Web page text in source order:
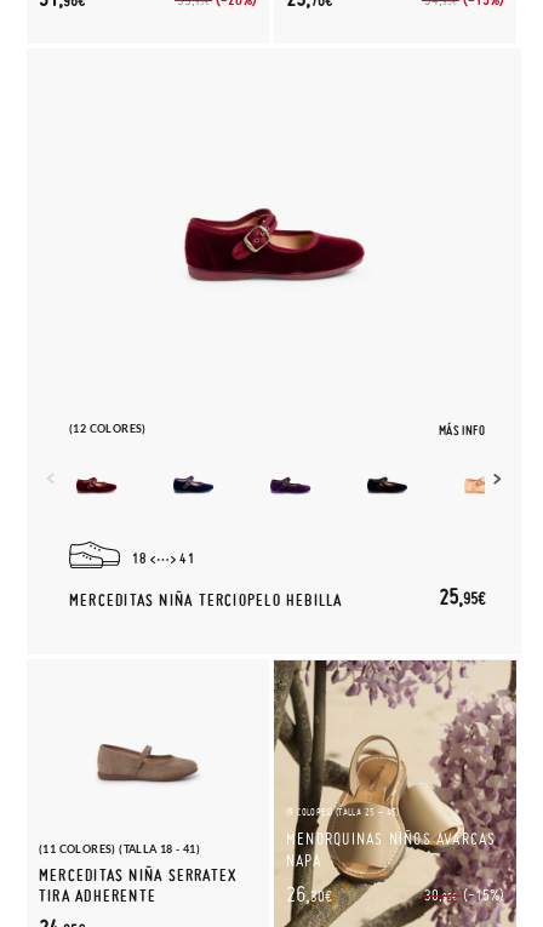
(12 COLORES) MÁS INFO
18 41
MERCEDITAS NIÑA TERCIOPELO HEBILLA 25,95€
(11 COLORES) (TALLA 18 - 41)
MERCEDITAS NIÑA SERRATEX
TIRA ADHERENTE
(9 COLORES) (TALLA 25 - 45)
MENORQUINAS NIÑOS AVARCAS
NAPA
30,95€ (-15%)
26,30€